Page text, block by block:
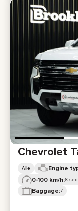
Chevrolet
Aile Engine
0-100 km/h:8 sec
Baggage:7